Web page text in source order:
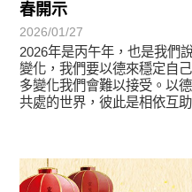
春開示
2026/01/27
2026年是丙午年，也是我們
變化，我們要以德來穩定自
多變化我們會難以接受。以
共處的世界，彼此是相依互